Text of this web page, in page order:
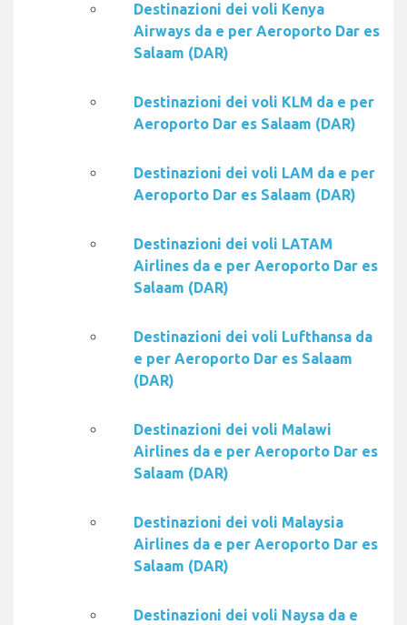
Destinazioni dei voli Kenya
Airways da e per Aeroporto Dar es
Salaam (DAR)
Destinazioni dei voli KLM da e per
Aeroporto Dar es Salaam (DAR)
Destinazioni dei voli LAM da e per
Aeroporto Dar es Salaam (DAR)
Destinazioni dei voli LATAM
Airlines da e per Aeroporto Dar es
Salaam (DAR)
Destinazioni dei voli Lufthansa da
e per Aeroporto Dar es Salaam
(DAR)
Destinazioni dei voli Malawi
Airlines da e per Aeroporto Dar es
Salaam (DAR)
Destinazioni dei voli Malaysia
Airlines da e per Aeroporto Dar es
Salaam (DAR)
Destinazioni dei voli Naysa da e